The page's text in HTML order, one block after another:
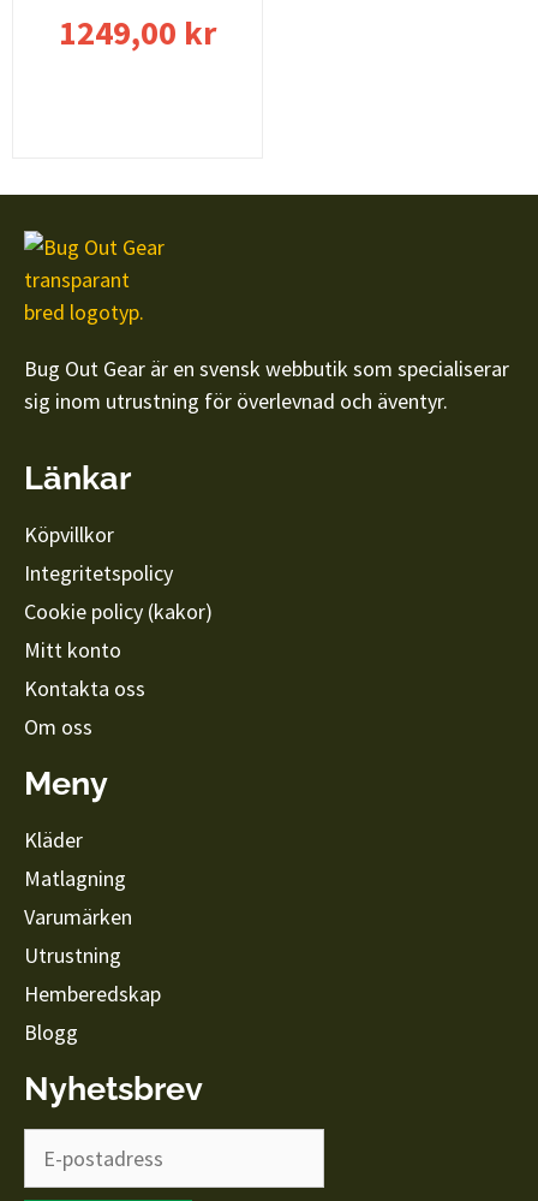
1249,00 kr
Bug Out Gear är en svensk webbutik som specialiserar
sig inom utrustning för överlevnad och äventyr.
Länkar
Köpvillkor
Integritetspolicy
Cookie policy (kakor)
Mitt konto
Kontakta oss
Om oss
Meny
Kläder
Matlagning
Varumärken
Utrustning
Hemberedskap
Blogg
Nyhetsbrev